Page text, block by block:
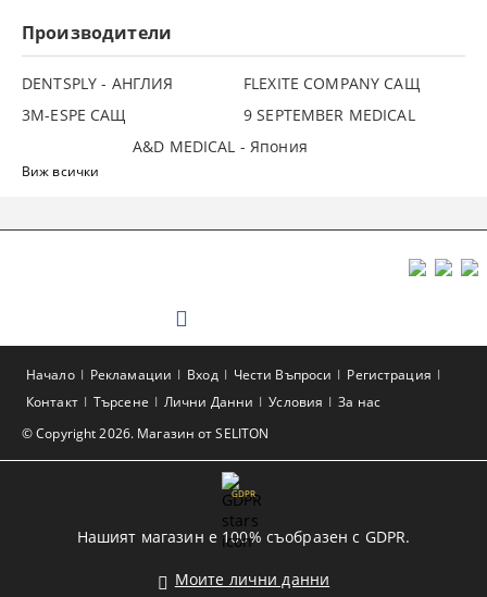
Производители
DENTSPLY - АНГЛИЯ
FLEXITE COMPANY САЩ
3М-ESPE САЩ
9 SEPTEMBER MEDICAL
A&D MEDICAL - Япония
Виж всички
© Copyright 2026. Магазин от SELITON
Начало Рекламации Вход Чести Въпроси
Регистрация
Контакт
Търсене Лични Данни Условия За нас
GDPR
Нашият магазин е 100% съобразен с GDPR.
Моите лични данни